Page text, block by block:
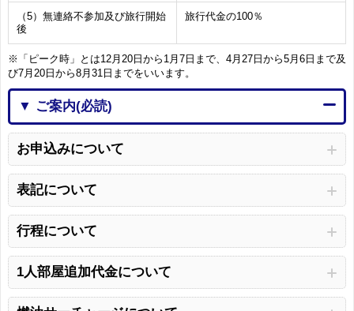
（5）無連絡不参加及び旅行開始
後
旅行代金の100％
※「ピーク時」とは12月20日から1月7日まで、4月27日から5月6日まで及
び7月20日から8月31日までをいいます。
▼ ご案内(必読)
お申込みについて
表記について
行程について
1人部屋追加代金について